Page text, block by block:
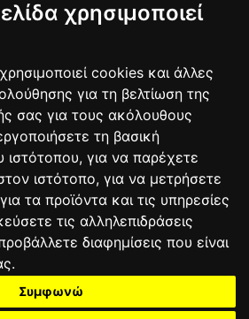
χρησιμοποιεί
cookies και άλλες
για τη βελτίωση της
σας για τους ακόλουθους
τη βασική
ιστότοπου, για να παρέχετε
ιστότοπο, για να μετρήσετε
τα προϊόντα και τις υπηρεσίες
τις αλληλεπιδράσεις
διαφημίσεις που είναι
.
Συμφωνώ
SPA
Bαθμολογία
ΧΡΗΣΗΣΠΟΛΙΤΙΚΗ ΠΡΟΣΤΑΣΙΑΣ
ΑΠΟΤΕΛΕΣΜΑΤΑΑΓΟΡΑ